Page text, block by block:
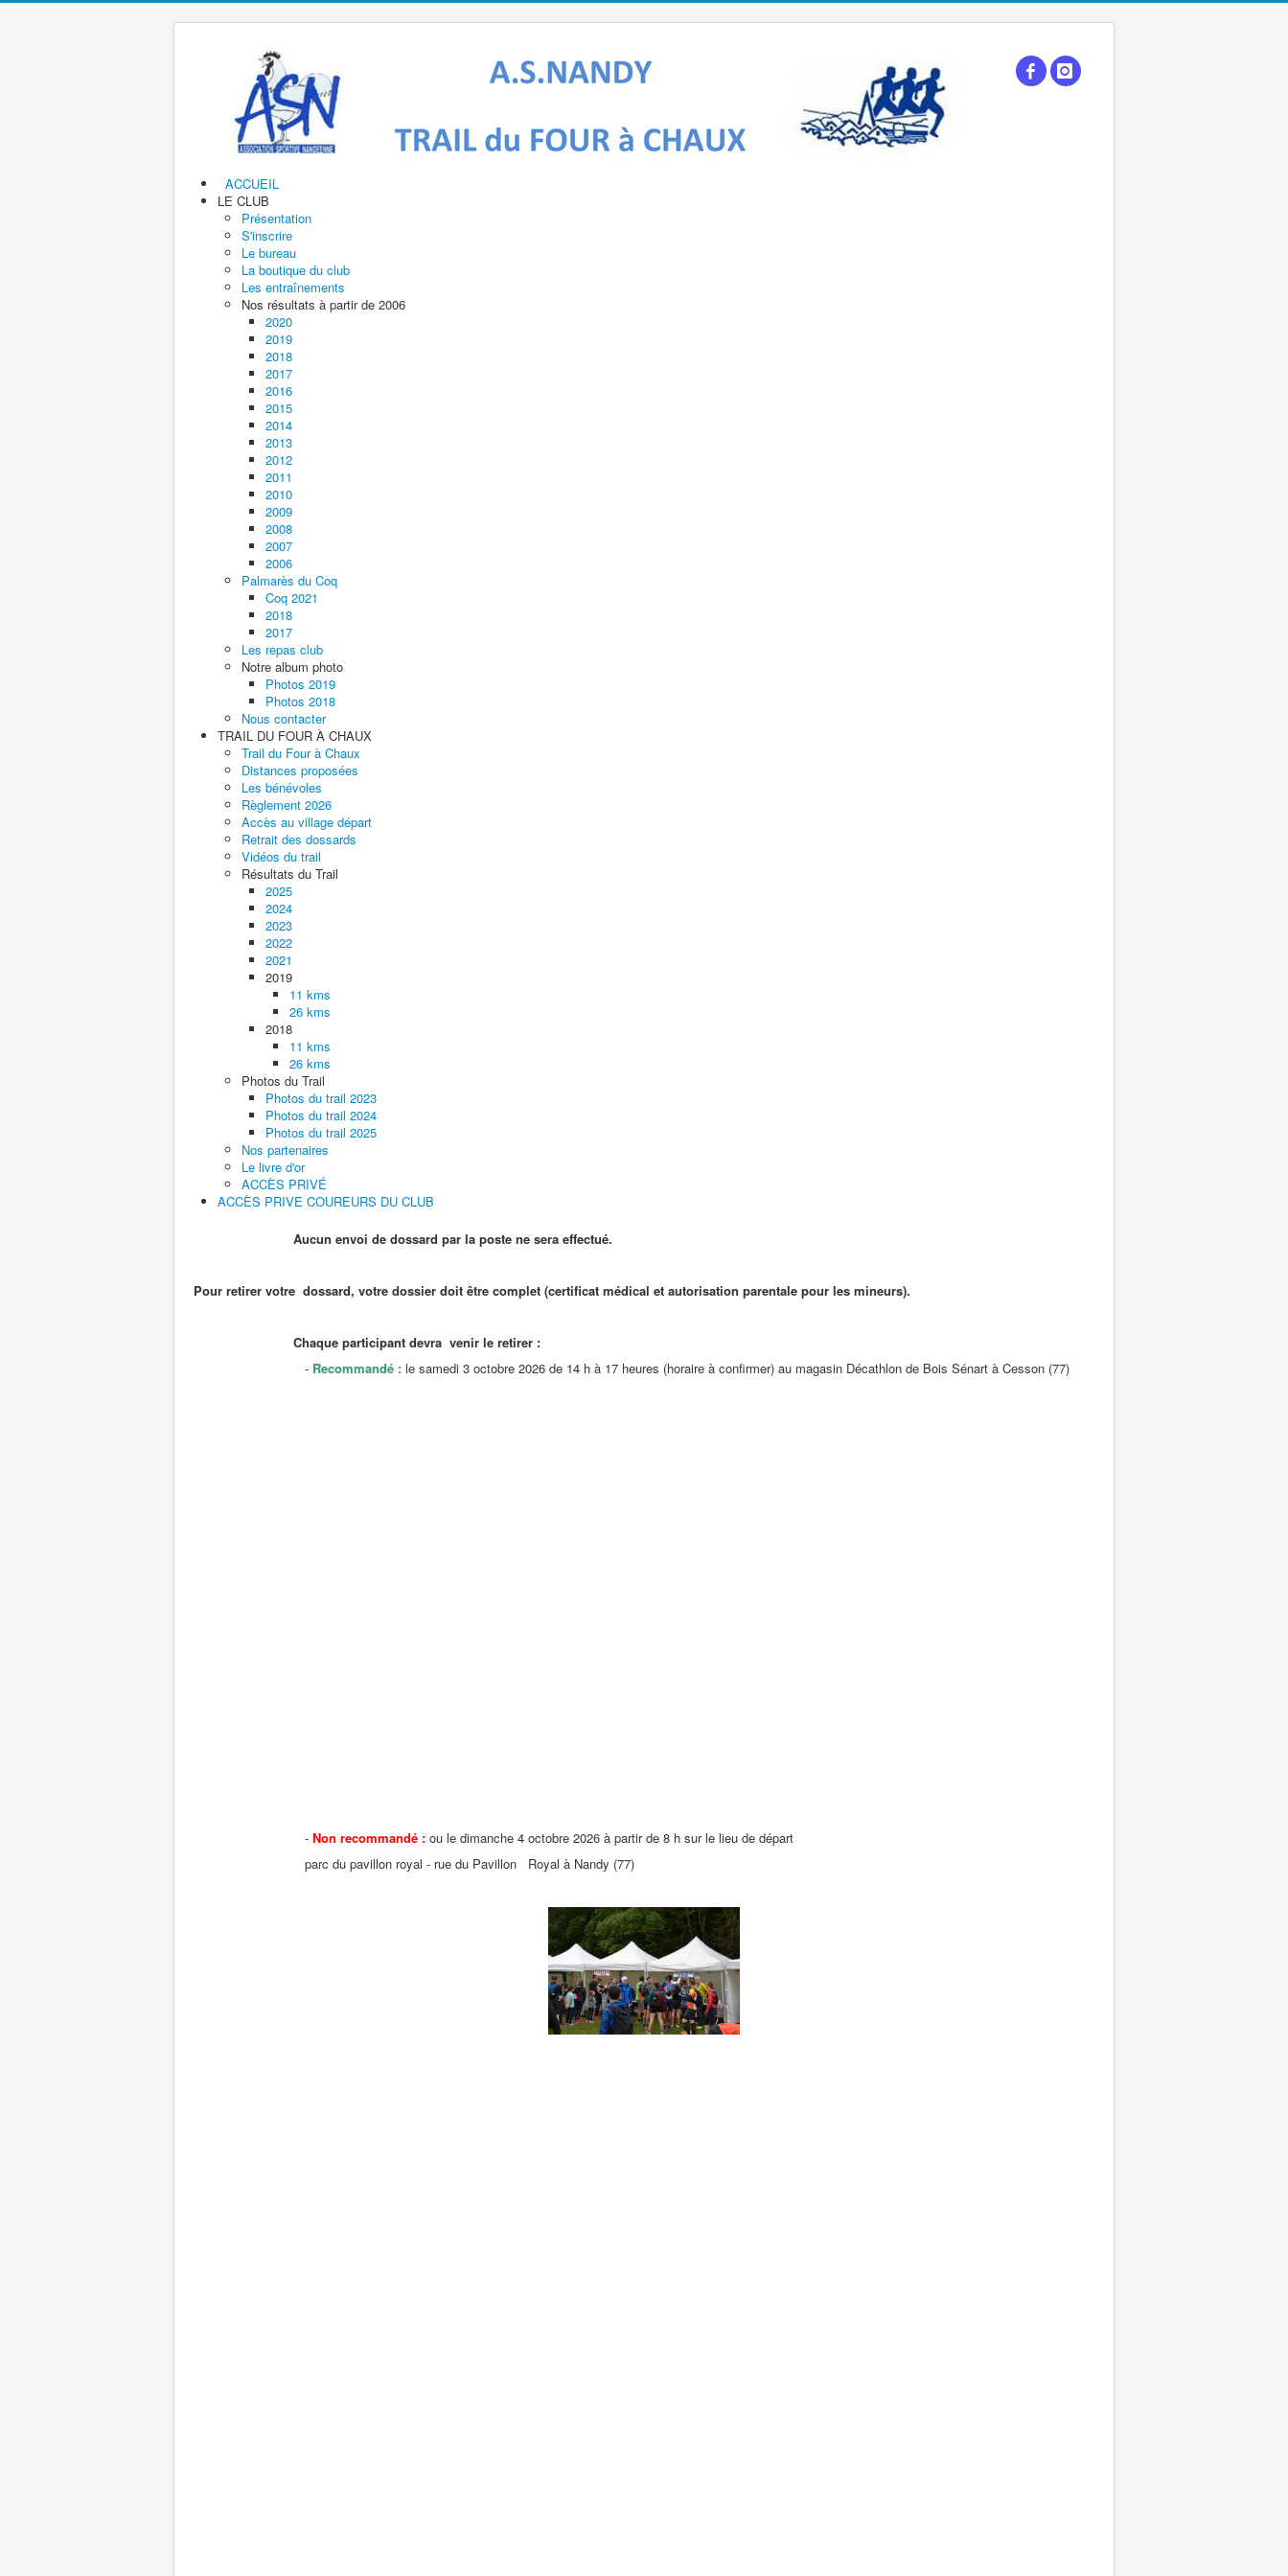
ACCUEIL
LE CLUB
Présentation
S'inscrire
Le bureau
La boutique du club
Les entraînements
Nos résultats à partir de 2006
2020
2019
2018
2017
2016
2015
2014
2013
2012
2011
2010
2009
2008
2007
2006
Palmarès du Coq
Coq 2021
2018
2017
Les repas club
Notre album photo
Photos 2019
Photos 2018
Nous contacter
TRAIL DU FOUR À CHAUX
Trail du Four à Chaux
Distances proposées
Les bénévoles
Règlement 2026
Accès au village départ
Retrait des dossards
Vidéos du trail
Résultats du Trail
2025
2024
2023
2022
2021
2019
11 kms
26 kms
2018
11 kms
26 kms
Photos du Trail
Photos du trail 2023
Photos du trail 2024
Photos du trail 2025
Nos partenaires
Le livre d'or
ACCÈS PRIVÉ
ACCÈS PRIVE COUREURS DU CLUB
Aucun envoi de dossard par la poste ne sera effectué.
Pour retirer votre dossard, votre dossier doit être complet (certificat médical et autorisation parentale pour les mineurs).
Chaque participant devra venir le retirer :
- Recommandé : le samedi 3 octobre 2026 de 14 h à 17 heures (horaire à confirmer) au magasin Décathlon de Bois Sénart à Cesson (77)
- Non recommandé : ou le dimanche 4 octobre 2026 à partir de 8 h sur le lieu de départ
parc du pavillon royal - rue du Pavillon Royal à Nandy (77)